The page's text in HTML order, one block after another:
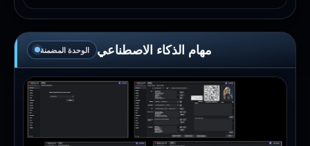
الوحدة المضمنة مهام الذكاء الاصطناعي